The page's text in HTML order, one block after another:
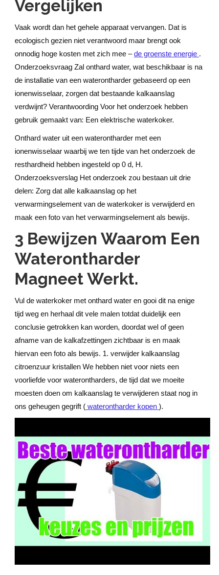
Vergelijken
Vaak wordt dan het gehele apparaat vervangen. Dat is
ecologisch gezien niet verantwoord maar brengt ook
onnodig hoge kosten met zich mee –de groenste energie .
Onderzoeksvraag Zal onthard water, wat beschikbaar is na
de installatie van een waterontharder gebaseerd op een
ionenwisselaar, zorgen dat bestaande kalkaanslag
verdwijnt? Verantwoording Voor het onderzoek hebben
gebruik gemaakt van: Een elektrische waterkoker.
Onthard water uit een waterontharder met een
ionenwisselaar waarbij we ten tijde van het onderzoek de
resthardheid hebben ingesteld op 0 d, H.
Onderzoeksverslag Het onderzoek zou bestaan uit drie
delen: Zorg dat alle kalkaanslag op het
verwarmingselement van de waterkoker is verwijderd en
maak een foto van het verwarmingselement als bewijs.
3 Bewijzen Waarom Een
Waterontharder
Magneet Werkt.
Vul de waterkoker met onthard water en gooi dit na enige
tijd weg en herhaal dit vele malen totdat duidelijk een
conclusie getrokken kan worden, doordat wel of geen
afname van de kalkafzettingen zichtbaar is en maak
hiervan een foto als bewijs. 1. verwijder kalkaanslag
citroenzuur kristallen We hebben niet voor niets een
voorliefde voor waterontharders, de tijd dat we moeite
moesten doen om kalkaanslag te verwijderen staat nog in
ons geheugen gegrift ( waterontharder kopen ).